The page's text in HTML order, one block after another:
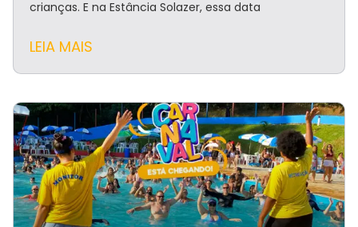
crianças. E na Estância Solazer, essa data
LEIA MAIS